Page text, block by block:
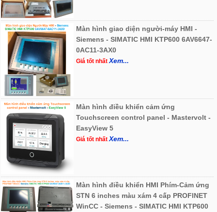
Màn hình giao diện người-máy HMI -
Siemens - SIMATIC HMI KTP600 6AV6647-
0AC11-3AX0
Giá tốt nhấtXem...
Màn hình điều khiển cảm ứng
Touchscreen control panel - Mastervolt -
EasyView 5
Giá tốt nhấtXem...
Màn hình điều khiển HMI Phím-Cảm ứng
STN 6 inches màu xám 4 cấp PROFINET
WinCC - Siemens - SIMATIC HMI KTP600